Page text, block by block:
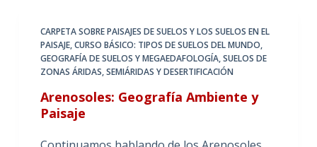
CARPETA SOBRE PAISAJES DE SUELOS Y LOS SUELOS EN EL
PAISAJE,CURSO BÁSICO: TIPOS DE SUELOS DEL MUNDO,
GEOGRAFÍA DE SUELOS Y MEGAEDAFOLOGÍA,SUELOS DE
ZONAS ÁRIDAS, SEMIÁRIDAS Y DESERTIFICACIÓN
Arenosoles: Geografía Ambiente y
Paisaje